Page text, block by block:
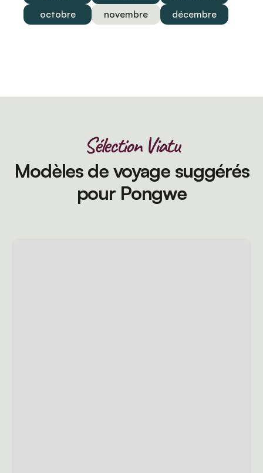
octobre
novembre décembre
Sélection Viatu
Modèles de voyage suggérés
pour Pongwe